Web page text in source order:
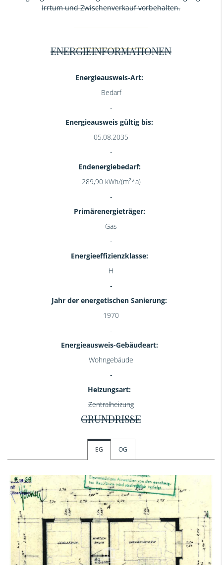
Irrtum und Zwischenverkauf vorbehalten.
ENERGIEINFORMATIONEN
Energieausweis-Art:
Bedarf
Energieausweis gültig bis:
05.08.2035
Endenergiebedarf:
289,90 kWh/(m²*a)
Primärenergieträger:
Gas
Energieeffizienzklasse:
H
Jahr der energetischen Sanierung:
1970
Energieausweis-Gebäudeart:
Wohngebäude
Heizungsart:
Zentralheizung
GRUNDRISSE
EG OG